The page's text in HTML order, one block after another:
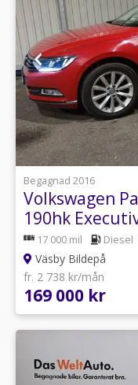
Begagnad 2016
Volkswagen
190hk
17 000 mil Diesel
Väsby Bildepå
fr. 2 738 kr/mån
169 000 kr